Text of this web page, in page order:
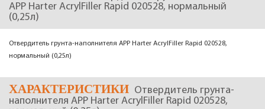
APP Harter AcrylFiller Rapid 020528, нормальный
(0,25л)
Отвердитель грунта-наполнителя APP Harter AcrylFiller Rapid 020528,
нормальный (0,25л)
ХАРАКТЕРИСТИКИ Отвердитель грунта-
наполнителя APP Harter AcrylFiller Rapid 020528,